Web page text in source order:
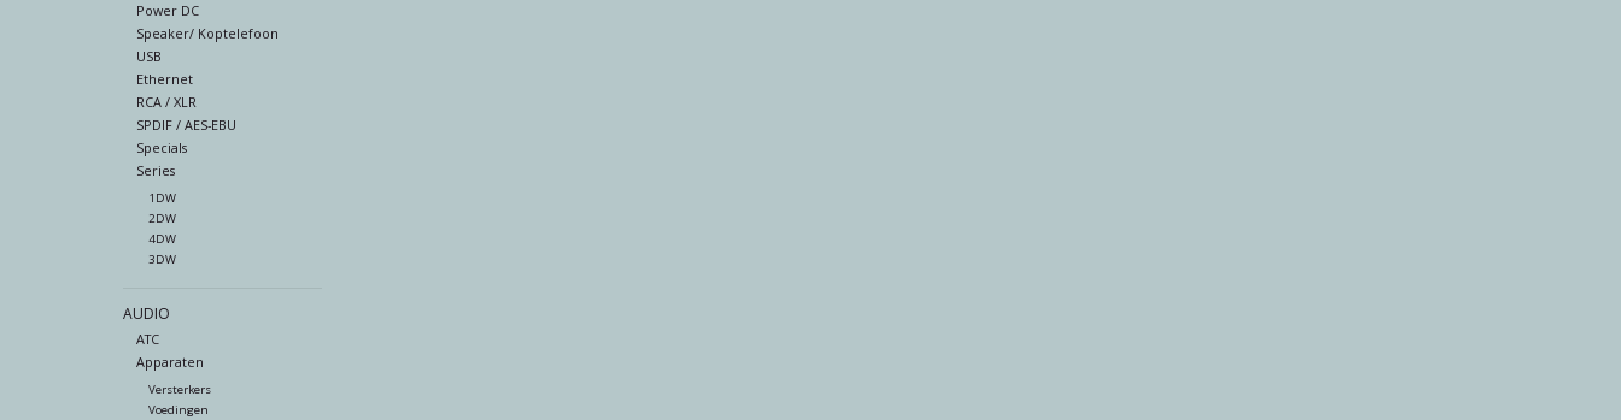
Power DC
Speaker/ Koptelefoon
USB
Ethernet
RCA / XLR
SPDIF / AES-EBU
Specials
Series
1DW
2DW
4DW
3DW
AUDIO
ATC
Apparaten
Versterkers
Voedingen